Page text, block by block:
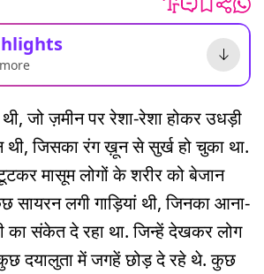
जो ज़मीन पर रेशा-रेशा होकर उधड़ी
थी, जिसका रंग ख़ून से सुर्ख हो चुका था.
मासूम लोगों के शरीर को बेजान
सायरन लगी गाड़ियां थी, जिनका आना-
का संकेत दे रहा था. जिन्हें देखकर लोग
दयालुता में जगहें छोड़ दे रहे थे. कुछ